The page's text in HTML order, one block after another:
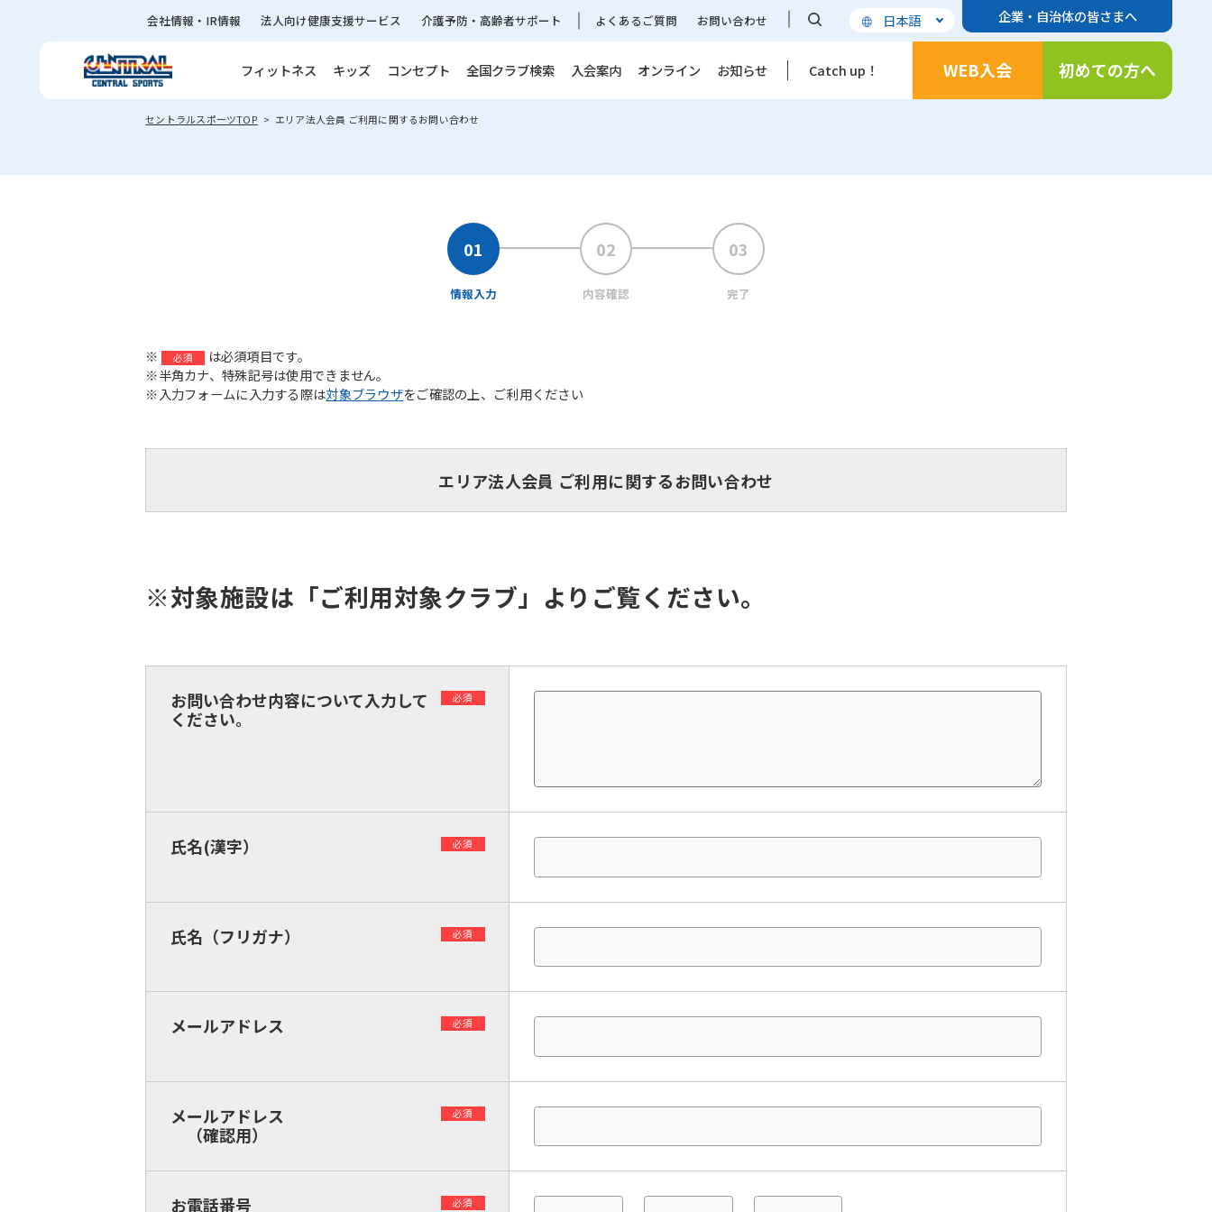
会社情報・IR情報 法人向け健康支援サービス 介護予防・高齢者サポート よくあるご質問 お問い合わせ 日本語 企業・自治体の皆さまへ
フィットネス キッズ コンセプト 全国クラブ検索 入会案内 オンライン お知らせ Catch up！ WEB入会 初めての方へ
セントラルスポーツTOP エリア法人会員 ご利用に関するお問い合わせ
情報入力 内容確認 完了
※ 必須
は必須項目です。
※半角カナ、特殊記号は使用できません。
※入力フォームに入力する際は対象ブラウザをご確認の上、ご利用ください
エリア法人会員 ご利用に関するお問い合わせ
※対象施設は「ご利用対象クラブ」よりご覧ください。
お問い合わせ内容について入力して
ください。
必須
氏名(漢字） 必須
氏名（フリガナ） 必須
メールアドレス 必須
メールアドレス
（確認用）
必須
お電話番号 必須